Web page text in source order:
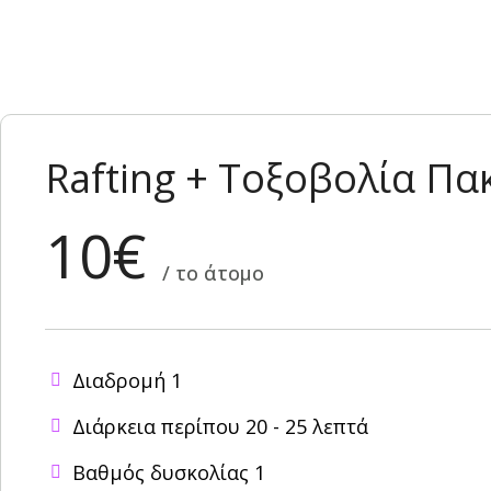
Rafting + Τοξοβολία
10€ / το άτομο
Διαδρομή 1
Διάρκεια περίπου 20 - 25 λεπτά
Βαθμός δυσκολίας 1